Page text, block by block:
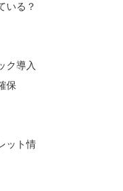
いる？
ク導入
保
ット情